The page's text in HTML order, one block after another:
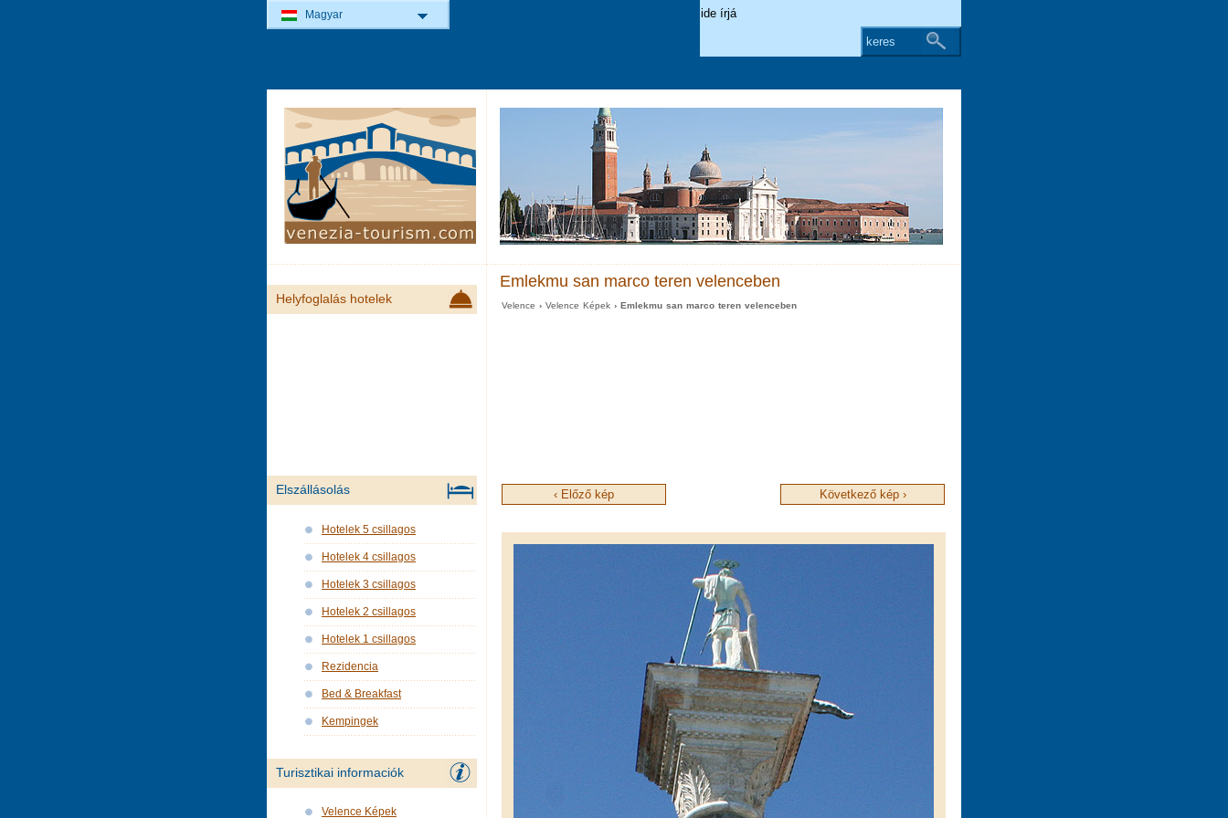
Emlekmu san marco teren velenceben
Velence ›Velence Képek› Emlekmu san marco teren velenceben
‹ Előző kép Következő kép ›
Helyfoglalás hotelek
Elszállásolás
Hotelek 5 csillagos
Hotelek 4 csillagos
Hotelek 3 csillagos
Hotelek 2 csillagos
Hotelek 1 csillagos
Rezidencia
Bed & Breakfast
Kempingek
Turisztikai informaciók
Velence Képek
Magyar
keres